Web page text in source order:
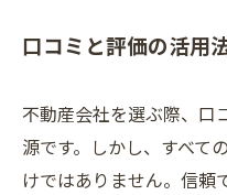
口コミと評価の活用
不動産会社を選ぶ際、口
源です。しかし、すべて
けではありません。信頼